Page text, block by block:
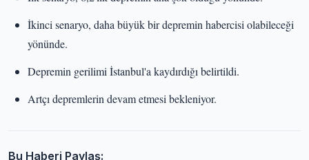
İkinci senaryo, daha büyük bir depremin habercisi olabileceği
yönünde.
Depremin gerilimi İstanbul'a kaydırdığı belirtildi.
Artçı depremlerin devam etmesi bekleniyor.
Bu Haberi Paylaş: